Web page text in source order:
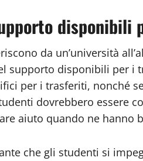
da un’università
supporto disponibili per i
per i trasferiti, nonché
dovrebbero essere
aiuto quando ne hanno
che gli studenti si